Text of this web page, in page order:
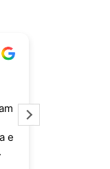
perfeito de
toda sua
aos